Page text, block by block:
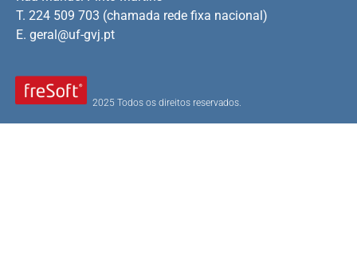
2025 Todos os direitos reservados.
T. 224 509 703 (chamada rede fixa nacional)
E. geral@uf-gvj.pt